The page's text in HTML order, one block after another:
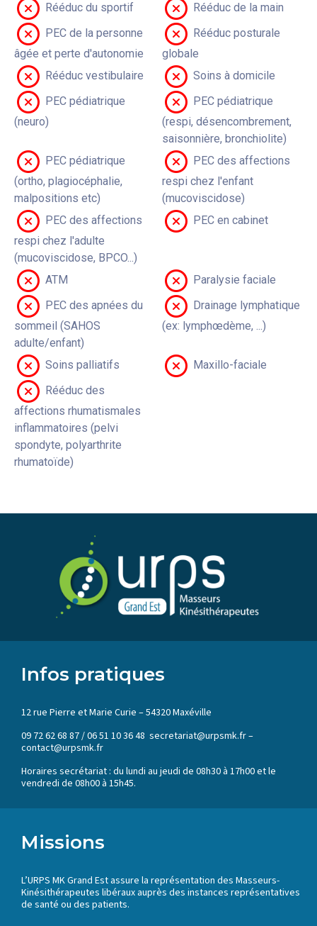
Rééduc du sportif
Rééduc de la main
PEC de la personne
âgée et perte d'autonomie
Rééduc posturale
globale
Rééduc vestibulaire
Soins à domicile
PEC pédiatrique
(neuro)
PEC pédiatrique
(respi, désencombrement,
saisonnière, bronchiolite)
PEC pédiatrique
(ortho, plagiocéphalie,
malpositions etc)
PEC des affections
respi chez l'enfant
(mucoviscidose)
PEC des affections
respi chez l'adulte
(mucoviscidose, BPCO...)
PEC en cabinet
ATM
Paralysie faciale
PEC des apnées du
sommeil (SAHOS
adulte/enfant)
Drainage lymphatique
(ex: lymphœdème, ...)
Soins palliatifs
Maxillo-faciale
Rééduc des
affections rhumatismales
inflammatoires (pelvi
spondyte, polyarthrite
rhumatoïde)
Infos pratiques
12 rue Pierre et Marie Curie – 54320 Maxéville
09 72 62 68 87 / 06 51 10 36 48 secretariat@urpsmk.fr –
contact@urpsmk.fr
Horaires secrétariat : du lundi au jeudi de 08h30 à 17h00 et le
vendredi de 08h00 à 15h45.
Missions
L’URPS MK Grand Est assure la représentation des Masseurs-
Kinésithérapeutes libéraux auprès des instances représentatives
de santé ou des patients.